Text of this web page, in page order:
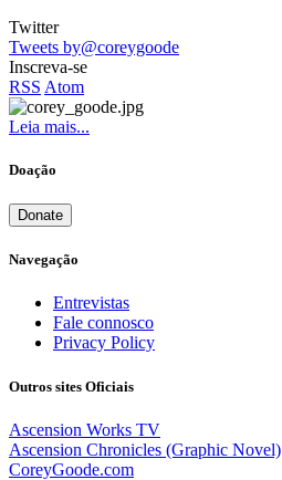
Twitter
Tweets by@coreygoode
Inscreva-se
RSS Atom
Leia mais...
Doação
Donate
Navegação
Entrevistas
Fale connosco
Privacy Policy
Outros sites Oficiais
Ascension Works TV
Ascension Chronicles (Graphic Novel)
CoreyGoode.com